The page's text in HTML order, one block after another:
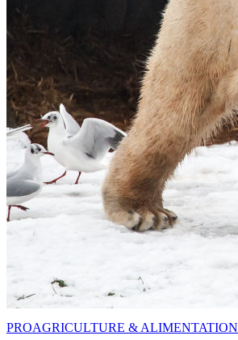
PROAGRICULTURE & ALIMENTATION